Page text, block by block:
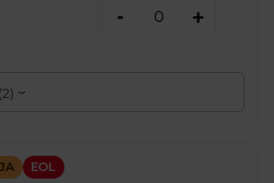
(2)
- +
EOL